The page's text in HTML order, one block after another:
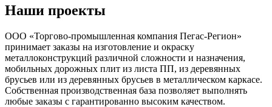
Наши проекты
ООО «Торгово-промышленная компания Пегас-Регион»
принимает заказы на изготовление и окраску
металлоконструкций различной сложности и назначения,
мобильных дорожных плит из листа ПП, из деревянных
брусьев или из деревянных брусьев в металлическом каркасе.
Собственная производственная база позволяет выполнять
любые заказы с гарантированно высоким качеством.